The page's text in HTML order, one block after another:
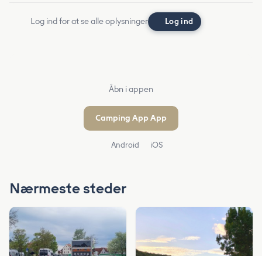
Log ind for at se alle oplysninger Log ind
Åbn i appen
Camping App App
Android iOS
Nærmeste steder